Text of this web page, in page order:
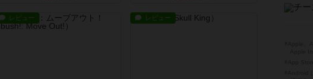
レビュー レビュー